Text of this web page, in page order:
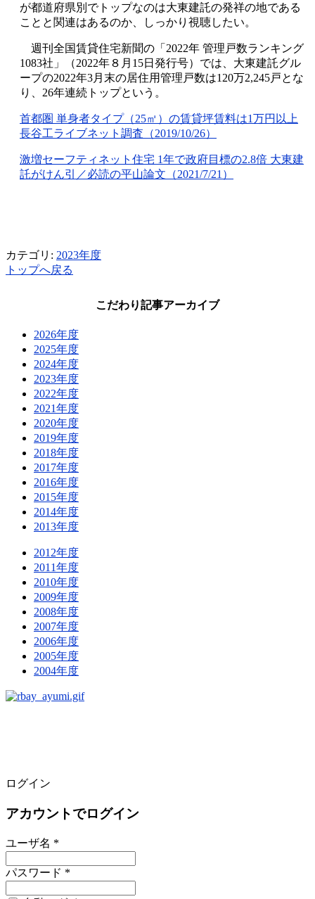
が都道府県別でトップなのは大東建託の発祥の地である
ことと関連はあるのか、しっかり視聴したい。
週刊全国賃貸住宅新聞の「2022年 管理戸数ランキング
1083社」（2022年８月15日発行号）では、大東建託グル
ープの2022年3月末の居住用管理戸数は120万2,245戸とな
り、26年連続トップという。
首都圏 単身者タイプ（25㎡）の賃貸坪賃料は1万円以上
長谷工ライブネット調査（2019/10/26）
激増セーフティネット住宅 1年で政府目標の2.8倍 大東建
託がけん引／必読の平山論文（2021/7/21 ）
カテゴリ: 2023年度
トップへ戻る
こだわり記事アーカイブ
2026年度
2025年度
2024年度
2023年度
2022年度
2021年度
2020年度
2019年度
2018年度
2017年度
2016年度
2015年度
2014年度
2013年度
2012年度
2011年度
2010年度
2009年度
2008年度
2007年度
2006年度
2005年度
2004年度
ログイン
アカウントでログイン
ユーザ名 *
パスワード *